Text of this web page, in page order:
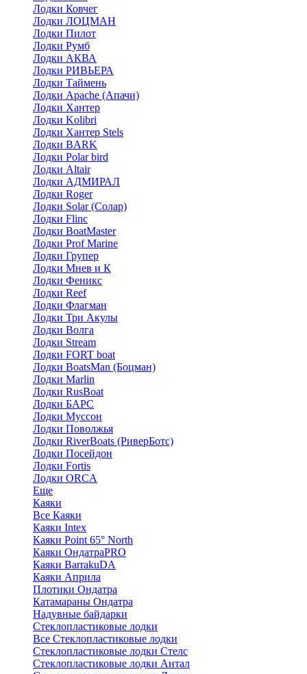
Лодки Ковчег
Лодки ЛОЦМАН
Лодки Пилот
Лодки Румб
Лодки АКВА
Лодки РИВЬЕРА
Лодки Таймень
Лодки Apache (Апачи)
Лодки Хантер
Лодки Kolibri
Лодки Хантер Stels
Лодки BARK
Лодки Polar bird
Лодки Altair
Лодки АДМИРАЛ
Лодки Roger
Лодки Solar (Солар)
Лодки Flinc
Лодки BoatMaster
Лодки Prof Marine
Лодки Групер
Лодки Мнев и К
Лодки Феникс
Лодки Reef
Лодки Флагман
Лодки Три Акулы
Лодки Волга
Лодки Stream
Лодки FORT boat
Лодки BoatsMan (Боцман)
Лодки Marlin
Лодки RusBoat
Лодки БАРС
Лодки Муссон
Лодки Поволжья
Лодки RiverBoats (РиверБотс)
Лодки Посейдон
Лодки Fortis
Лодки ORCA
Еще
Каяки
Все Каяки
Каяки Intex
Каяки Point 65° North
Каяки ОндатраPRO
Каяки BarrakuDA
Каяки Априла
Плотики Ондатра
Катамараны Ондатра
Надувные байдарки
Стеклопластиковые лодки
Все Стеклопластиковые лодки
Стеклопластиковые лодки Стелс
Стеклопластиковые лодки Антал